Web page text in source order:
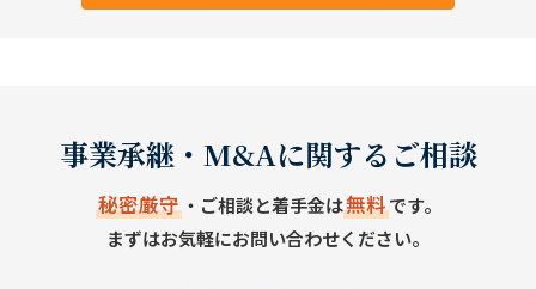
事業承継・M&Aに関するご相談
秘密厳守・ご相談と着手金は無料です。
まずはお気軽にお問い合わせください。